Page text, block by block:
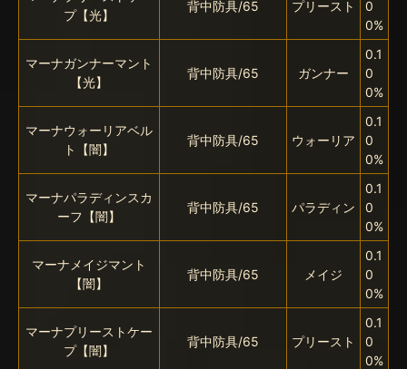
プ【光】
背中防具/65 プリースト
0
0%
マーナガンナーマント
【光】
背中防具/65 ガンナー
0.1
0
0%
マーナウォーリアベル
ト【闇】
背中防具/65 ウォーリア
0.1
0
0%
マーナパラディンスカ
ーフ【闇】
背中防具/65 パラディン
0.1
0
0%
マーナメイジマント
【闇】
背中防具/65 メイジ
0.1
0
0%
マーナプリーストケー
プ【闇】
背中防具/65 プリースト
0.1
0
0%